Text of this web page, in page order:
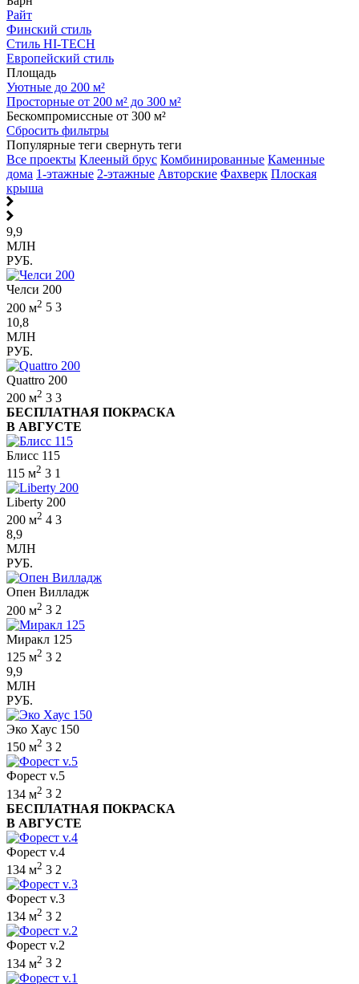
Райт
Финский стиль
Стиль HI-TECH
Европейский стиль
Площадь
Уютные до 200 м²
Просторные от 200 м² до 300 м²
Бескомпромиссные от 300 м²
Сбросить фильтры
Популярные теги свернуть теги
Все проекты Клееный брус Комбинированные Каменные
дома 1-этажные 2-этажные Авторские Фахверк Плоская
крыша
9,9
МЛН
РУБ.
Челси 200
200 м2 5 3
10,8
МЛН
РУБ.
Quattro 200
200 м2 3 3
БЕСПЛАТНАЯ ПОКРАСКА
В АВГУСТЕ
Блисс 115
115 м2 3 1
Liberty 200
200 м2 4 3
8,9
МЛН
РУБ.
Опен Вилладж
200 м2 3 2
Миракл 125
125 м2 3 2
9,9
МЛН
РУБ.
Эко Хаус 150
150 м2 3 2
Форест v.5
134 м2 3 2
БЕСПЛАТНАЯ ПОКРАСКА
В АВГУСТЕ
Форест v.4
134 м2 3 2
Форест v.3
134 м2 3 2
Форест v.2
134 м2 3 2